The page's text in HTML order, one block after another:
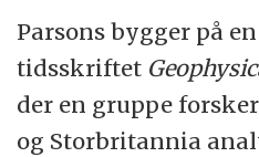
Parsons bygger på
tidsskriftet
der en gruppe
og Storbritannia